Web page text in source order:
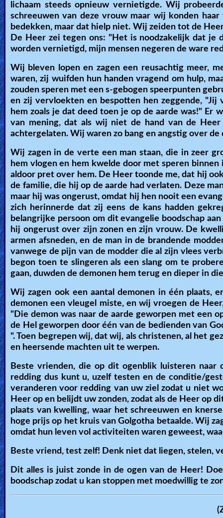
lichaam steeds opnieuw vernietigde. Wij
schreeuwen van deze vrouw maar wij konden
bedekken, maar dat hielp niet. Wij zeiden tot de
De Heer zei tegen ons: "Het is noodzakelijk dat je
worden vernietigd, mijn mensen negeren de ware
Wij bleven lopen en zagen een reusachtig meer,
waren, zij wuifden hun handen vragend om hulp,
zouden speren met een s-gebogen speerpunten
en zij vervloekten en bespotten hen zeggende,
hem zoals je dat deed toen je op de aarde was!" Er
van mening, dat als wij niet de hand van de
achtergelaten. Wij waren zo bang en angstig over
Wij zagen in de verte een man staan, die in zeer
hem vlogen en hem kwelde door met speren
aldoor pret over hem. De Heer toonde me, dat hij
de familie, die hij op de aarde had verlaten. Deze
maar hij was ongerust, omdat hij hen nooit een
zich herinnerde dat zij eens de kans hadden
belangrijke persoon om dit evangelie boodschap
hij ongerust over zijn zonen en zijn vrouw. De
armen afsneden, en de man in de brandende
vanwege de pijn van de modder die al zijn vlees
begon toen te slingeren als een slang om te
gaan, duwden de demonen hem terug en dieper in
Wij zagen ook een aantal demonen in één plaats,
demonen een vleugel miste, en wij vroegen de
"Die demon was naar de aarde geworpen met een
de Hel geworpen door één van de bedienden van
". Toen begrepen wij, dat wij, als christenen, al het
en heersende machten uit te werpen.
Beste vrienden, die op dit ogenblik luisteren
redding dus kunt u, uzelf testen en de conditie/
veranderen voor redding van uw ziel zodat u niet
Heer op en belijdt uw zonden, zodat als de Heer op
plaats van kwelling, waar het schreeuwen en
hoge prijs op het kruis van Golgotha betaalde. Wij
omdat hun leven vol activiteiten waren geweest,
Beste vriend, test zelf! Denk niet dat liegen, stelen,
Dit alles is juist zonde in de ogen van de Heer!
boodschap zodat u kan stoppen met moedwillig te